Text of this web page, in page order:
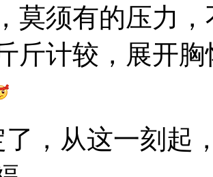
莫须有的压力
斤计较，展开
，从这一刻起